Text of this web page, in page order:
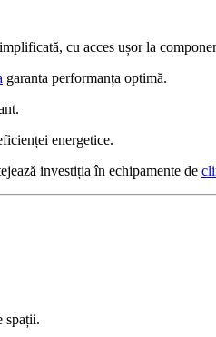
cu acces ușor la
garanta performanța optimă.
energetice.
investiția în echipamente de
spații.